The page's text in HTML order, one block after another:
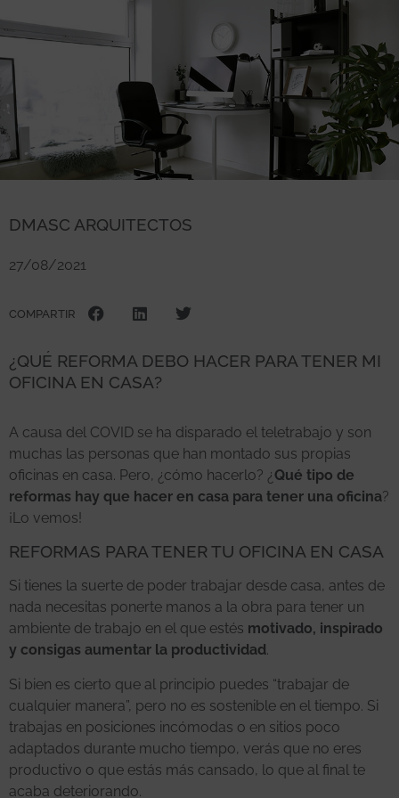
DMASC ARQUITECTOS
27/08/2021
COMPARTIR
¿QUÉ REFORMA DEBO HACER PARA TENER MI
OFICINA EN CASA?
A causa del COVID se ha disparado el teletrabajo y son
muchas las personas que han montado sus propias
oficinas en casa. Pero, ¿cómo hacerlo? ¿ Qué tipo de
reformas hay que hacer en casa para tener una oficina?
¡Lo vemos!
REFORMAS PARA TENER TU OFICINA EN CASA
Si tienes la suerte de poder trabajar desde casa, antes de
nada necesitas ponerte manos a la obra para tener un
ambiente de trabajo en el que estés motivado, inspirado
y consigas aumentar la productividad.
Si bien es cierto que al principio puedes “trabajar de
cualquier manera”, pero no es sostenible en el tiempo. Si
trabajas en posiciones incómodas o en sitios poco
adaptados durante mucho tiempo, verás que no eres
productivo o que estás más cansado, lo que al final te
acaba deteriorando.